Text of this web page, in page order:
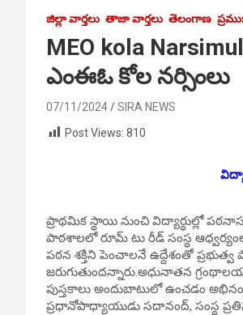
జిల్లా వార్తలు తాజా వార్తలు తెలంగాణ
MEO kola
ఎంఈఓ కోల నర్సింలు
07/11/2024
SIRA NEWS
Post Views: 810
ప్రాథమిక స్థాయి నుంచి విద్యార్థుల్లో
పాఠశాలలో రూమ్ టు రీడ్ సంస్థ
పఠన శక్తిని పెంచాలనే ఉద్దేశంతో
జరుగుతుందన్నారు.అధునాతన
పుస్తకాలు అందుబాటులో ఉంచడం
ప్రధానోపాధ్యాయుడు సదానంద్, సంస్థ